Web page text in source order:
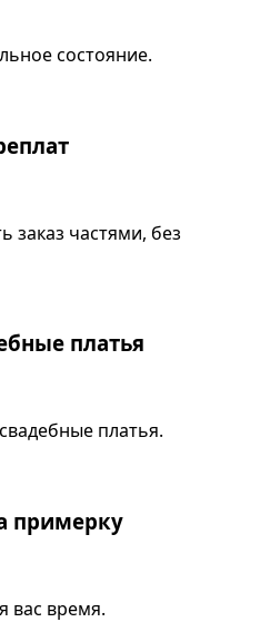
состояние.
заказ частями, без
платья
платья.
примерку
вас время.